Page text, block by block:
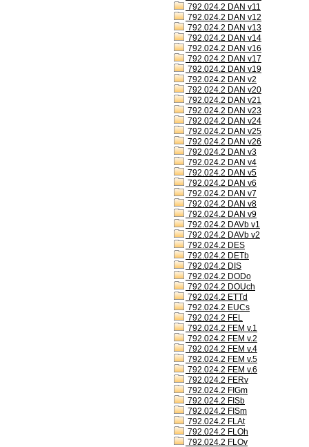
792.024.2 DAN v11
792.024.2 DAN v12
792.024.2 DAN v13
792.024.2 DAN v14
792.024.2 DAN v16
792.024.2 DAN v17
792.024.2 DAN v19
792.024.2 DAN v2
792.024.2 DAN v20
792.024.2 DAN v21
792.024.2 DAN v23
792.024.2 DAN v24
792.024.2 DAN v25
792.024.2 DAN v26
792.024.2 DAN v3
792.024.2 DAN v4
792.024.2 DAN v5
792.024.2 DAN v6
792.024.2 DAN v7
792.024.2 DAN v8
792.024.2 DAN v9
792.024.2 DAVb v1
792.024.2 DAVb v2
792.024.2 DES
792.024.2 DETb
792.024.2 DIS
792.024.2 DODo
792.024.2 DOUch
792.024.2 ETTd
792.024.2 EUCs
792.024.2 FEL
792.024.2 FEM v.1
792.024.2 FEM v.2
792.024.2 FEM v.4
792.024.2 FEM v.5
792.024.2 FEM v.6
792.024.2 FERv
792.024.2 FIGm
792.024.2 FISb
792.024.2 FISm
792.024.2 FLAt
792.024.2 FLOh
792.024.2 FLOv